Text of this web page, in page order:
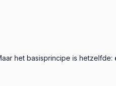
het basisprincipe is hetzelfde: